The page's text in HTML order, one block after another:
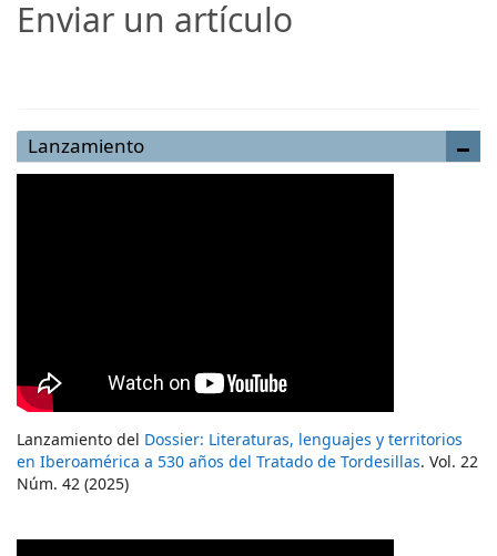
Enviar un artículo
Lanzamiento
Lanzamiento del Dossier: Literaturas, lenguajes y territorios
en Iberoamérica a 530 años del Tratado de Tordesillas. Vol. 22
Núm. 42 (2025)